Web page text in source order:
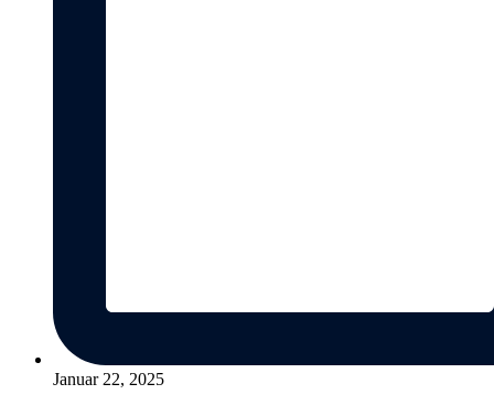
Januar 22, 2025